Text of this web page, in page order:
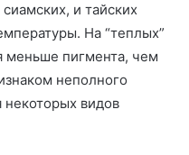
и тайских
На “теплых”
меньше пигмента, чем
неполного
некоторых видов